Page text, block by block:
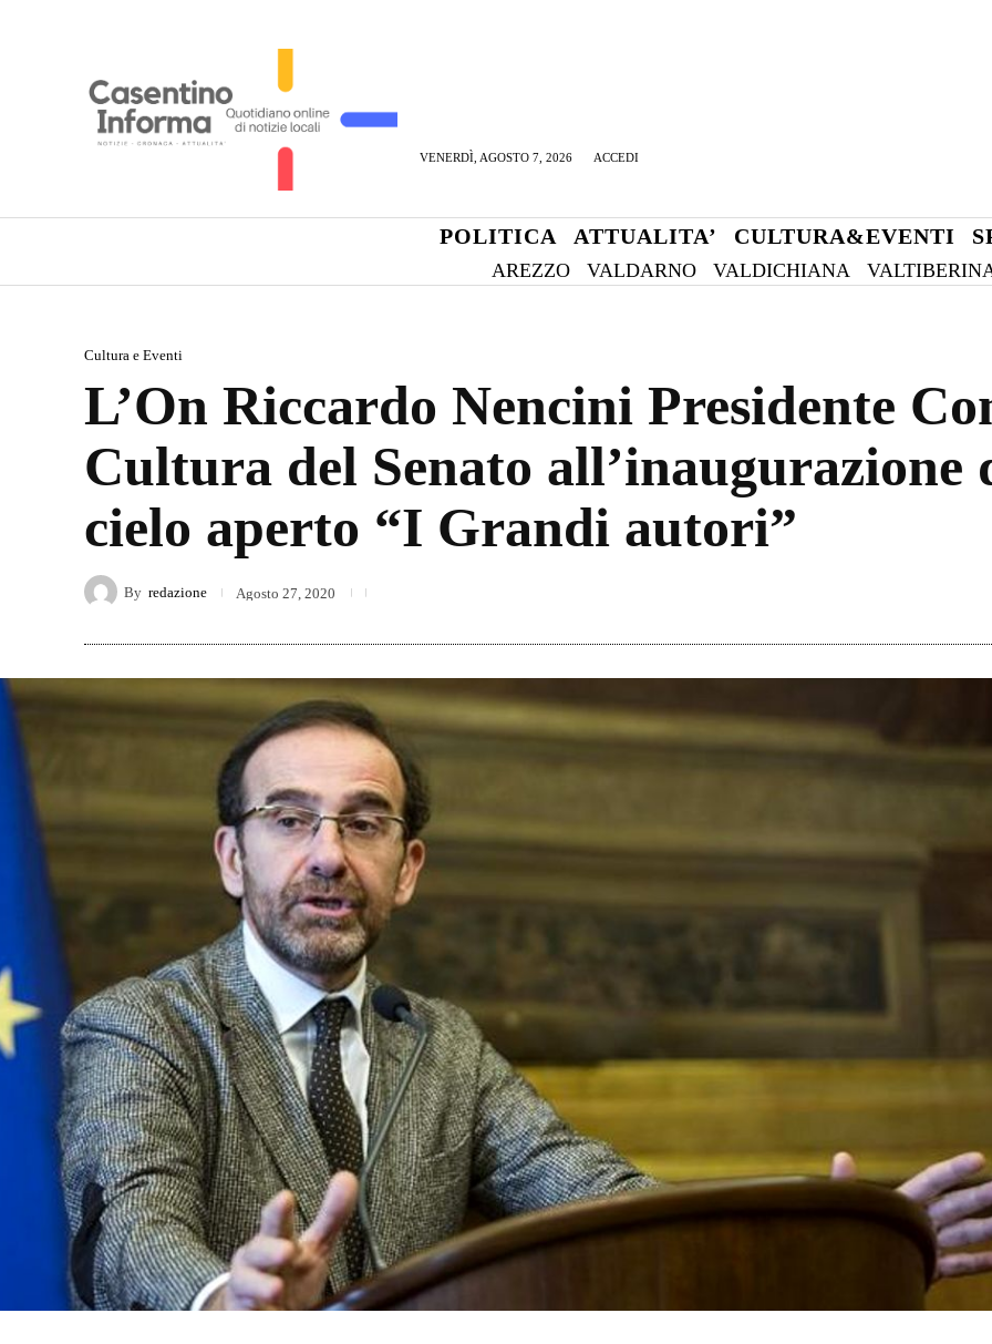
VENERDÌ, AGOSTO 7, 2026 ACCEDI
POLITICA ATTUALITA’ CULTURA&EVENTI
AREZZO VALDARNO VALDICHIANA
Cultura e Eventi
L’On Riccardo Nencini Presidente
Cultura del Senato all’inaugurazione
cielo aperto “I Grandi autori”
By redazione Agosto 27, 2020